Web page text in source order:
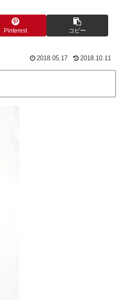
Pinterest コピー
2018.05.17 2018.10.11